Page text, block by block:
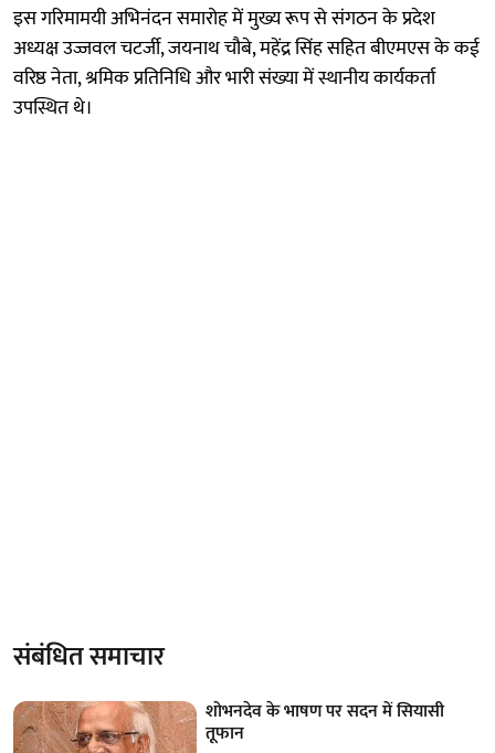
इस गरिमामयी अभिनंदन समारोह में मुख्य रूप से संगठन के प्रदेश
अध्यक्ष उज्जवल चटर्जी, जयनाथ चौबे, महेंद्र सिंह सहित बीएमएस के कई
वरिष्ठ नेता, श्रमिक प्रतिनिधि और भारी संख्या में स्थानीय कार्यकर्ता
उपस्थित थे।
संबंधित समाचार
शोभनदेव के भाषण पर सदन में सियासी
तूफान